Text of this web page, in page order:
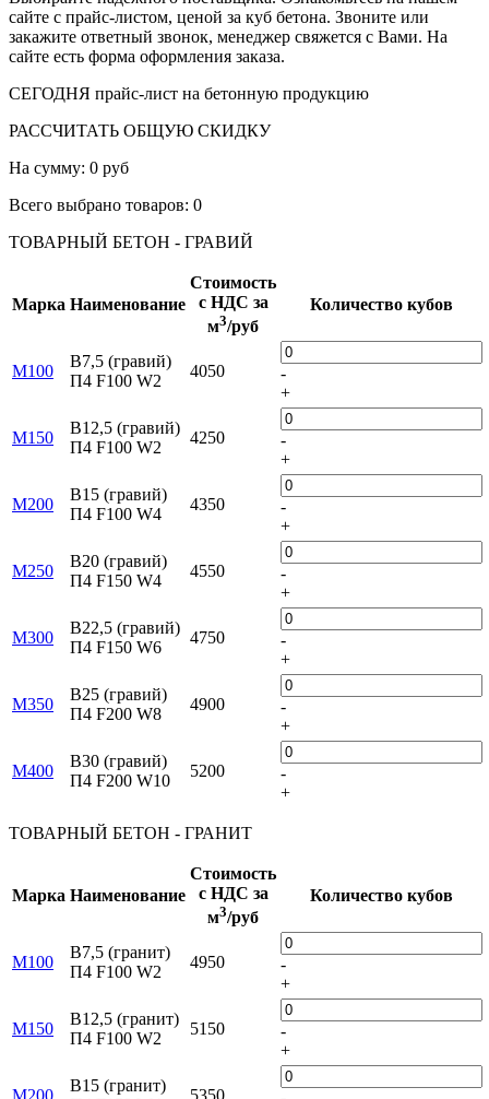
сайте с прайс-листом, ценой за куб бетона. Звоните или
закажите ответный звонок, менеджер свяжется с Вами. На
сайте есть форма оформления заказа.
СЕГОДНЯ прайс-лист на бетонную продукцию
РАССЧИТАТЬ ОБЩУЮ СКИДКУ
На сумму: 0 руб
Всего выбрано товаров: 0
ТОВАРНЫЙ БЕТОН - ГРАВИЙ
Марка Наименование
Стоимость
с НДС за
м3/руб
Количество кубов
M100
B7,5 (гравий)
П4 F100 W2
4050
-
+
М150
B12,5 (гравий)
П4 F100 W2
4250
-
+
М200
B15 (гравий)
П4 F100 W4
4350
-
+
М250
B20 (гравий)
П4 F150 W4
4550
-
+
М300
B22,5 (гравий)
П4 F150 W6
4750
-
+
М350
B25 (гравий)
П4 F200 W8
4900
-
+
М400
B30 (гравий)
П4 F200 W10
5200
-
+
ТОВАРНЫЙ БЕТОН - ГРАНИТ
Марка Наименование
Стоимость
с НДС за
м3/руб
Количество кубов
M100
B7,5 (гранит)
П4 F100 W2
4950
-
+
M150
B12,5 (гранит)
П4 F100 W2
5150
-
+
М200
B15 (гранит)
5350